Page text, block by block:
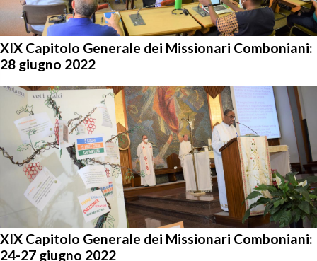
XIX Capitolo Generale dei Missionari Comboniani:
28 giugno 2022
XIX Capitolo Generale dei Missionari Comboniani:
24-27 giugno 2022